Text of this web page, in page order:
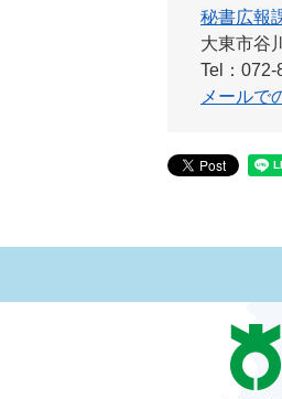
秘書広報
大東市谷
Tel：072-
メールで